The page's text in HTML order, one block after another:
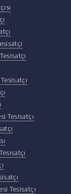
Tesisatçı
Tesisatçı